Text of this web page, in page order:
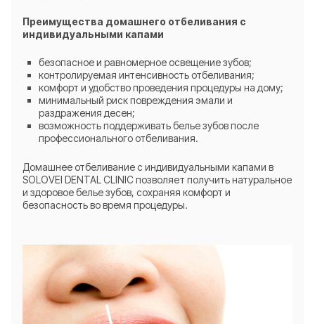
Преимущества домашнего отбеливания с
индивидуальными капами
безопасное и равномерное освещение зубов;
контролируемая интенсивность отбеливания;
комфорт и удобство проведения процедуры на дому;
минимальный риск повреждения эмали и
раздражения десен;
возможность поддерживать белье зубов после
профессионального отбеливания.
Домашнее отбеливание с индивидуальными капами в
SOLOVEI DENTAL CLINIC позволяет получить натуральное
и здоровое белье зубов, сохраняя комфорт и
безопасность во время процедуры.